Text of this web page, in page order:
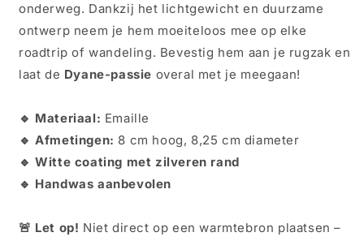
onderweg. Dankzij het lichtgewicht en duurzame
ontwerp neem je hem moeiteloos mee op elke
roadtrip of wandeling. Bevestig hem aan je rugzak en
laat de Dyane-passie overal met je meegaan!
🔹 Materiaal: Emaille
🔹 Afmetingen: 8 cm hoog, 8,25 cm diameter
🔹 Witte coating met zilveren rand
🔹 Handwas aanbevolen
🚨 Let op! Niet direct op een warmtebron plaatsen –